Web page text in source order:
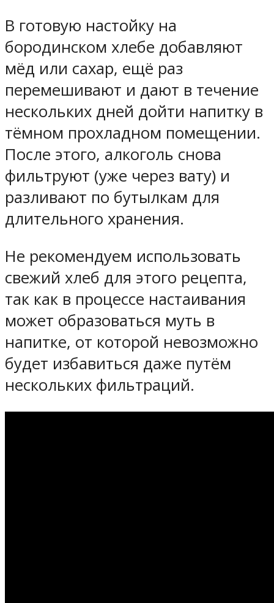
В готовую настойку на
бородинском хлебе добавляют
мёд или сахар, ещё раз
перемешивают и дают в течение
нескольких дней дойти напитку в
тёмном прохладном помещении.
После этого, алкоголь снова
фильтруют (уже через вату) и
разливают по бутылкам для
длительного хранения.
Не рекомендуем использовать
свежий хлеб для этого рецепта,
так как в процессе настаивания
может образоваться муть в
напитке, от которой невозможно
будет избавиться даже путём
нескольких фильтраций.